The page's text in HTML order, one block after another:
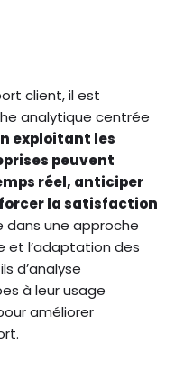
client, il est
analytique centrée
exploitant les
peuvent
réel, anticiper
la satisfaction
dans une approche
et l’adaptation des
d’analyse
à leur usage
améliorer